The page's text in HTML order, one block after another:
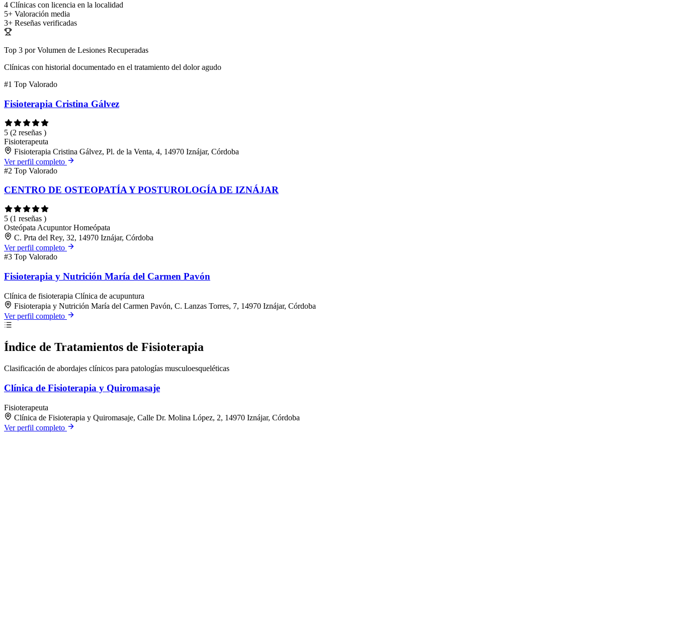
4 Clínicas con licencia en la localidad
5+ Valoración media
3+ Reseñas verificadas
Top 3 por Volumen de Lesiones Recuperadas
Clínicas con historial documentado en el tratamiento del dolor agudo
#1 Top Valorado
Fisioterapia Cristina Gálvez
5 (2 reseñas )
Fisioterapeuta
Fisioterapia Cristina Gálvez, Pl. de la Venta, 4, 14970 Iznájar, Córdoba
Ver perfil completo
#2 Top Valorado
CENTRO DE OSTEOPATÍA Y POSTUROLOGÍA DE IZNÁJAR
5 (1 reseñas )
Osteópata AcupuntorHomeópata
C. Prta del Rey, 32, 14970 Iznájar, Córdoba
Ver perfil completo
#3 Top Valorado
Fisioterapia y Nutrición María del Carmen Pavón
Clínica de fisioterapia Clínica de acupuntura
Fisioterapia y Nutrición María del Carmen Pavón, C. Lanzas Torres, 7, 14970 Iznájar, Córdoba
Ver perfil completo
Índice de Tratamientos de Fisioterapia
Clasificación de abordajes clínicos para patologías musculoesqueléticas
Clínica de Fisioterapia y Quiromasaje
Fisioterapeuta
Clínica de Fisioterapia y Quiromasaje, Calle Dr. Molina López, 2, 14970 Iznájar, Córdoba
Ver perfil completo